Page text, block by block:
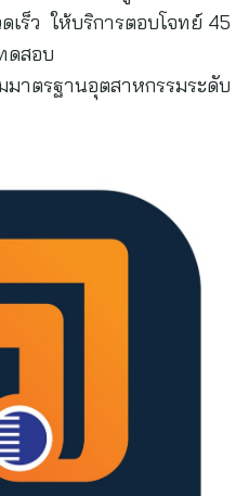
เร็ว ให้บริการตอบโจทย์ 45
ดสอบ
มาตรฐานอุตสาหกรรมระดับ